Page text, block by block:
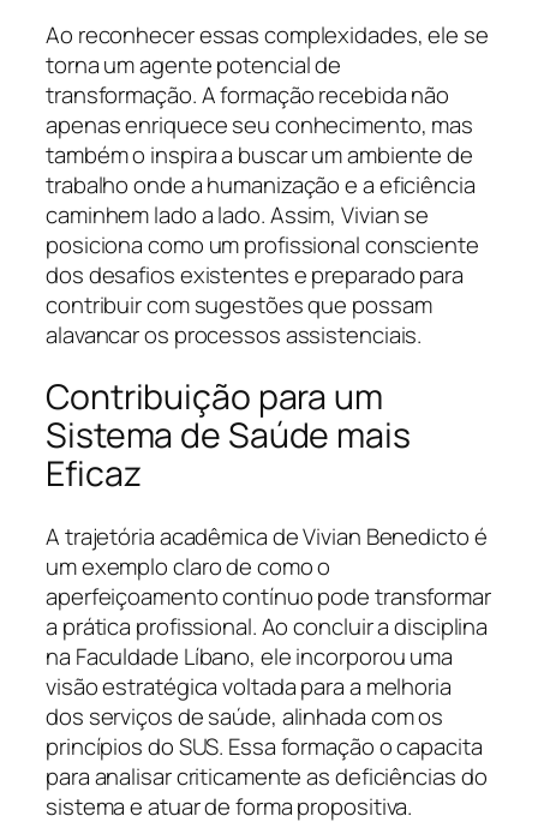
Ao reconhecer essas complexidades, ele se
torna um agente potencial de
transformação. A formação recebida não
apenas enriquece seu conhecimento, mas
também o inspira a buscar um ambiente de
trabalho onde a humanização e a eficiência
caminhem lado a lado. Assim, Vivian se
posiciona como um profissional consciente
dos desafios existentes e preparado para
contribuir com sugestões que possam
alavancar os processos assistenciais.
Contribuição para um
Sistema de Saúde mais
Eficaz
A trajetória acadêmica de Vivian Benedicto é
um exemplo claro de como o
aperfeiçoamento contínuo pode transformar
a prática profissional. Ao concluir a disciplina
na Faculdade Líbano, ele incorporou uma
visão estratégica voltada para a melhoria
dos serviços de saúde, alinhada com os
princípios do SUS. Essa formação o capacita
para analisar criticamente as deficiências do
sistema e atuar de forma propositiva.